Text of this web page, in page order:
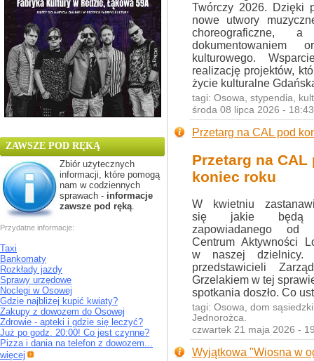
ZAWSZE POD RĘKĄ
Zbiór użytecznych
informacji, które pomogą
nam w codziennych
sprawach - informacje
zawsze pod ręką.
Przydatne informacje:
Taxi
Bankomaty
Rozkłady jazdy
Sprawy urzędowe
Noclegi w Osowej
Gdzie najbliżej kupić kwiaty?
Zakupy z dowozem do Osowej
Zdrowie - apteki i gdzie się leczyć?
Już po godz. 20:00! Co jest czynne?
Pizza i dania na telefon z dowozem...
więcej
Twórczy 2026. Dzięki
nowe utwory
choreograficzne,
dokumentowaniem
kulturowego.
realizację projektów,
życie kulturalne
tagi: Osowa, stypendia,
środa 08 lipca 2026 -
Przetarg na CAL pod
Przetarg na CAL
koniec roku
W kwietniu
się jakie będą
zapowiadanego od
Centrum Aktywności
w naszej dzielnicy.
przedstawicieli
Grzelakiem w tej
spotkania doszło. Co
tagi: Osowa, dom sąsiedzki
Jednorożca.
czwartek 21 maja 2026 -
Wyjątkowa "Wiosna w